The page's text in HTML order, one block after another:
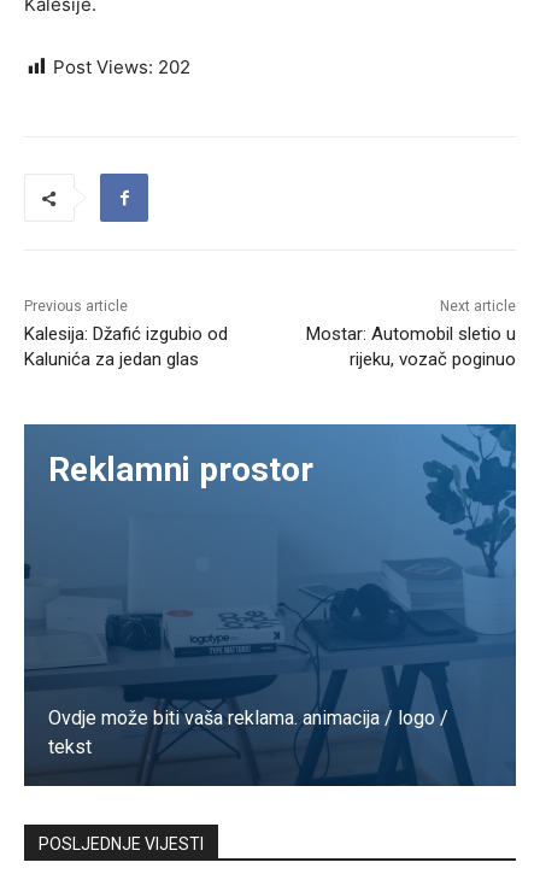
Post Views: 202
Previous article
Kalesija: Džafić izgubio od
Kalunića za jedan glas
Next article
Mostar: Automobil sletio u
rijeku, vozač poginuo
Reklamni prostor
Ovdje može biti vaša reklama. animacija / logo /
tekst
Kontaktirajte nas
POSLJEDNJE VIJESTI